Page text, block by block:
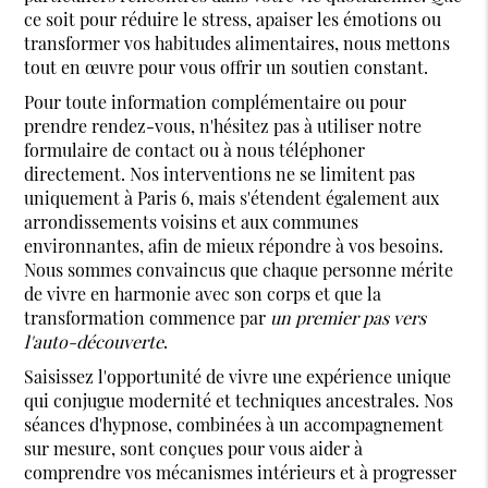
ce soit pour réduire le stress, apaiser les émotions ou
transformer vos habitudes alimentaires, nous mettons
tout en œuvre pour vous offrir un soutien constant.
Pour toute information complémentaire ou pour
prendre rendez-vous, n'hésitez pas à utiliser notre
formulaire de contact ou à nous téléphoner
directement. Nos interventions ne se limitent pas
uniquement à Paris 6, mais s'étendent également aux
arrondissements voisins et aux communes
environnantes, afin de mieux répondre à vos besoins.
Nous sommes convaincus que chaque personne mérite
de vivre en harmonie avec son corps et que la
transformation commence par un premier pas vers
l'auto-découverte.
Saisissez l'opportunité de vivre une expérience unique
qui conjugue modernité et techniques ancestrales. Nos
séances d'hypnose, combinées à un accompagnement
sur mesure, sont conçues pour vous aider à
comprendre vos mécanismes intérieurs et à progresser